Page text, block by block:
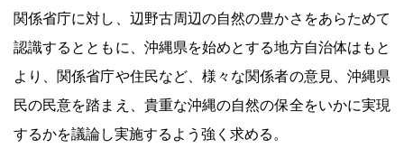
関係省庁に対し、辺野古周辺の自然の豊かさをあらためて
認識するとともに、沖縄県を始めとする地方自治体はもと
より、関係省庁や住民など、様々な関係者の意見、沖縄県
民の民意を踏まえ、貴重な沖縄の自然の保全をいかに実現
するかを議論し実施するよう強く求める。